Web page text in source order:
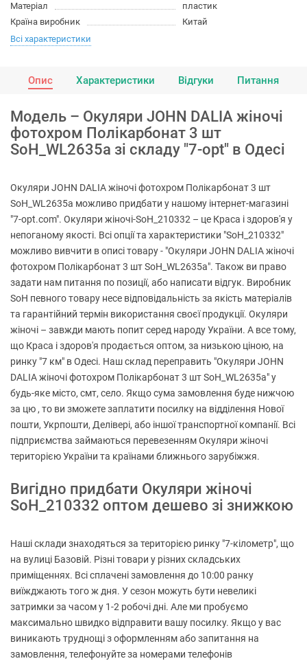
Матеріал
пластик
Країна виробник
Китай
Всі характеристики
Опис Характеристики Відгуки Питання
Модель – Окуляри JOHN DALIA жіночі
фотохром Полікарбонат 3 шт
SoH_WL2635a зі складу "7-opt" в Одесі
Окуляри JOHN DALIA жіночі фотохром Полікарбонат 3 шт
SoH_WL2635a можливо придбати у нашому інтернет-магазині
"7-opt.com". Окуляри жіночі-SoH_210332 – це Краса і здоров'я у
непоганому якості. Всі опції та характеристики "SoH_210332"
можливо вивчити в описі товару - "Окуляри JOHN DALIA жіночі
фотохром Полікарбонат 3 шт SoH_WL2635a". Також ви право
задати нам питання по позиції, або написати відгук. Виробник
SoH певного товару несе відповідальність за якість матеріалів
та гарантійний термін використання своєї продукції. Окуляри
жіночі – завжди мають попит серед народу України. А все тому,
що Краса і здоров'я продається оптом, за низькою ціною, на
ринку "7 км" в Одесі. Наш склад переправить "Окуляри JOHN
DALIA жіночі фотохром Полікарбонат 3 шт SoH_WL2635a" у
будь-яке місто, смт, село. Якщо сума замовлення буде нижчою
за цю , то ви зможете заплатити посилку на відділення Нової
пошти, Укрпошти, Делівері, або іншої транспортної компанії. Всі
підприємства займаються перевезенням Окуляри жіночі
територією України та країнами ближнього зарубіжжя.
Вигідно придбати Окуляри жіночі
SoH_210332 оптом дешево зі знижкою
Наші склади знаходяться за територією ринку "7-кілометр", що
на вулиці Базовій. Різні товари у різних складських
приміщеннях. Всі сплачені замовлення до 10:00 ранку
виїжджають того ж дня. У сезон можуть бути невеликі
затримки за часом у 1-2 робочі дні. Але ми пробуємо
максимально швидко відправити вашу посилку. Якщо у вас
виникають труднощі з оформленням або запитання на
замовлення, телефонуйте за номерами телефонів